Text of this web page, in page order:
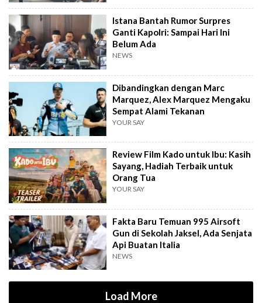
Istana Bantah Rumor Surpres
Ganti Kapolri: Sampai Hari Ini
Belum Ada
NEWS
Dibandingkan dengan Marc
Marquez, Alex Marquez Mengaku
Sempat Alami Tekanan
YOUR SAY
Review Film Kado untuk Ibu: Kasih
Sayang, Hadiah Terbaik untuk
Orang Tua
YOUR SAY
Fakta Baru Temuan 995 Airsoft
Gun di Sekolah Jaksel, Ada Senjata
Api Buatan Italia
NEWS
Load More